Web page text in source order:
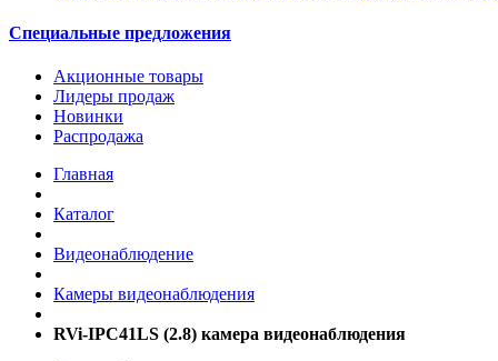
Специальные предложения
Акционные товары
Лидеры продаж
Новинки
Распродажа
Главная
Каталог
Видеонаблюдение
Камеры видеонаблюдения
RVi-IPC41LS (2.8) камера видеонаблюдения